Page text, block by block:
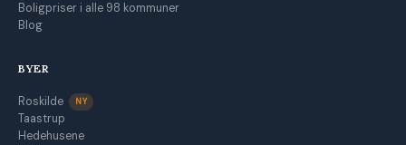
Boligpriser i alle 98 kommuner
Blog
BYER
Roskilde NY
Taastrup
Hedehusene